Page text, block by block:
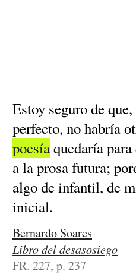
Estoy seguro de
perfecto, no habría
poesíaquedaría
a la prosa futura;
algo de infantil, de
inicial.
Bernardo Soares
Libro del desasosiego
FR. 227, p. 237